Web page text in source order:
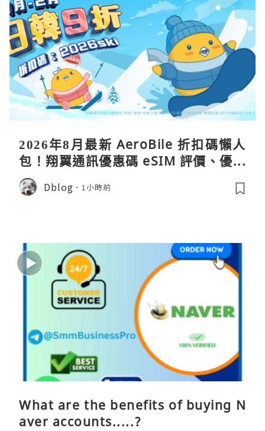
2026年8月最新 AeroBile 折扣碼懶人
包！翔翼通訊優惠碼 eSIM 評價、優缺
點、蝴蝶wifi機教學完整整理
Dblog 1小時前
What are the benefits of buying N
aver accounts.....?